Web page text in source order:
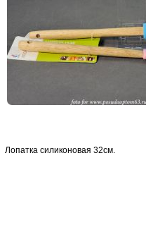
Лопатка силиконовая 32см.